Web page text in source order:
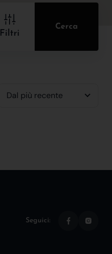
Filtri
Cerca
Dal più recente
Seguici: